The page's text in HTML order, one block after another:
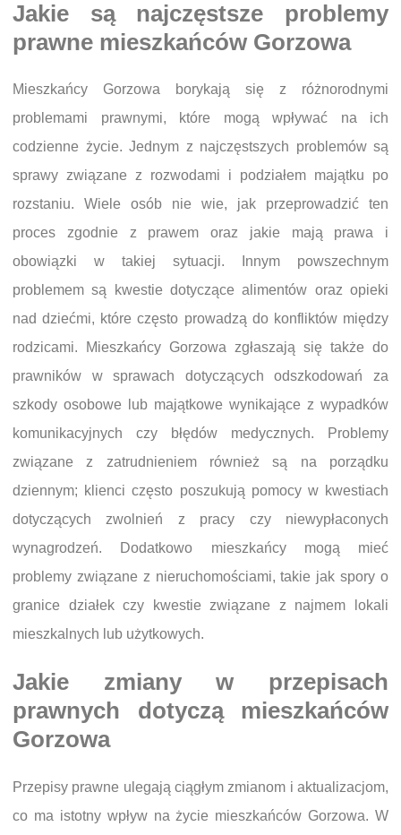
Jakie są najczęstsze problemy
prawne mieszkańców Gorzowa
Mieszkańcy Gorzowa borykają się z różnorodnymi
problemami prawnymi, które mogą wpływać na ich
codzienne życie. Jednym z najczęstszych problemów są
sprawy związane z rozwodami i podziałem majątku po
rozstaniu. Wiele osób nie wie, jak przeprowadzić ten
proces zgodnie z prawem oraz jakie mają prawa i
obowiązki w takiej sytuacji. Innym powszechnym
problemem są kwestie dotyczące alimentów oraz opieki
nad dziećmi, które często prowadzą do konfliktów między
rodzicami. Mieszkańcy Gorzowa zgłaszają się także do
prawników w sprawach dotyczących odszkodowań za
szkody osobowe lub majątkowe wynikające z wypadków
komunikacyjnych czy błędów medycznych. Problemy
związane z zatrudnieniem również są na porządku
dziennym; klienci często poszukują pomocy w kwestiach
dotyczących zwolnień z pracy czy niewypłaconych
wynagrodzeń. Dodatkowo mieszkańcy mogą mieć
problemy związane z nieruchomościami, takie jak spory o
granice działek czy kwestie związane z najmem lokali
mieszkalnych lub użytkowych.
Jakie zmiany w przepisach
prawnych dotyczą mieszkańców
Gorzowa
Przepisy prawne ulegają ciągłym zmianom i aktualizacjom,
co ma istotny wpływ na życie mieszkańców Gorzowa. W